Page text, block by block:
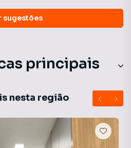
sugestões
principais
nesta região